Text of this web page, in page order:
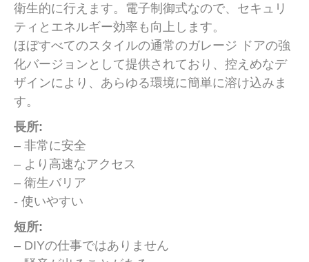
衛生的に行えます。電子制御式なので、セキュリ
ティとエネルギー効率も向上します。
ほぼすべてのスタイルの通常のガレージ ドアの強
化バージョンとして提供されており、控えめなデ
ザインにより、あらゆる環境に簡単に溶け込みま
す。
長所:
– 非常に安全
– より高速なアクセス
– 衛生バリア
- 使いやすい
短所:
– DIYの仕事ではありません